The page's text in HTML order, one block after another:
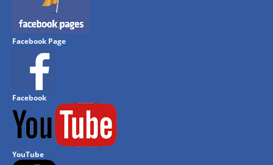
Facebook Page
Facebook
YouTube